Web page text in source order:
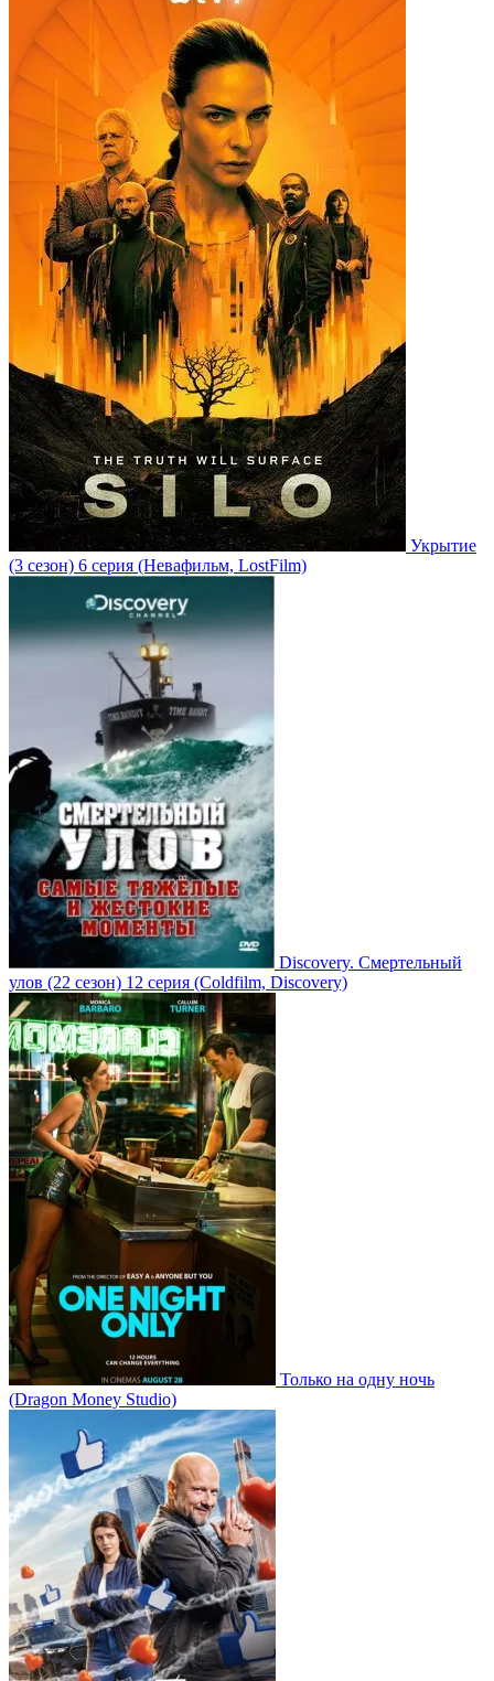
Укрытие
(3 сезон) 6 серия (Невафильм, LostFilm)
Discovery. Смертельный
улов (22 сезон) 12 серия (Coldfilm, Discovery)
Только на одну ночь
(Dragon Money Studio)